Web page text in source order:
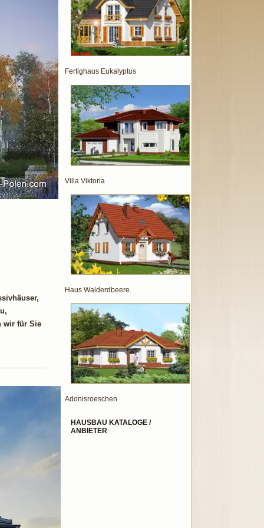
wir für Sie
Fertighaus Eukalyptus
Villa Viktoria
Haus Walderdbeere.
Adonisroeschen
HAUSBAU KATALOGE /
ANBIETER